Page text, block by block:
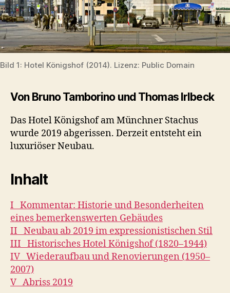
Bild 1: Hotel Königshof (2014). Lizenz: Public Domain
Von Bruno Tamborino und Thomas Irlbeck
Das Hotel Königshof am Münchner Stachus
wurde 2019 abgerissen. Derzeit entsteht ein
luxuriöser Neubau.
Inhalt
I Kommentar: Historie und Besonderheiten
eines bemerkenswerten Gebäudes
II Neubau ab 2019 im expressionistischen Stil
III Historisches Hotel Königshof (1820–1944)
IV Wiederaufbau und Renovierungen (1950–
2007)
V Abriss 2019